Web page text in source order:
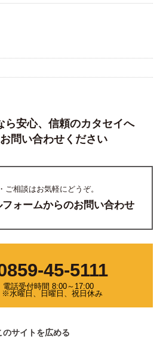
ら安心、信頼のカタセイへ
問い合わせください
ご相談はお気軽にどうぞ。
フォームからのお問い合わせ
45-5111
電話受付時間 8:00～17:00
※水曜日、日曜日、祝日休み
のサイトを広める